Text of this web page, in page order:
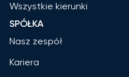
Wszystkie kierunki
SPÓŁKA
Nasz zespół
Kariera